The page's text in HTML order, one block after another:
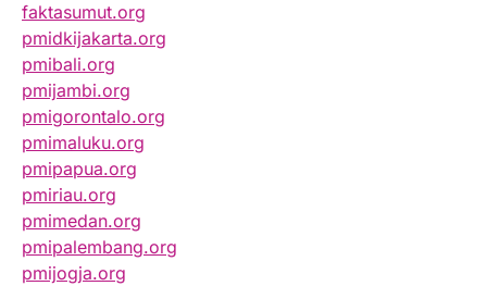
faktasumut.org
pmidkijakarta.org
pmibali.org
pmijambi.org
pmigorontalo.org
pmimaluku.org
pmipapua.org
pmiriau.org
pmimedan.org
pmipalembang.org
pmijogja.org